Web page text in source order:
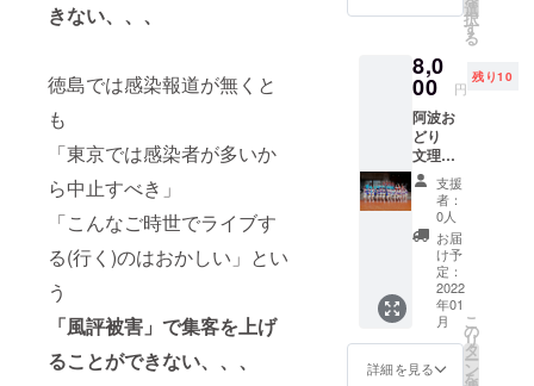
きない、、、
徳島では感染報道が無くと
も
「東京では感染者が多いか
ら中止すべき」
「こんなご時世でライブす
る(行く)のはおかしい」とい
う
「風評被害」で集客を上げ
ることができない、、、
定特典
として
からの
メッ
セージ
動画を
追加し
た クラ
ウド
ファン
ディン
グ専用
限定生
産品で
録時
with
covid-
19 』 ～
不安な
時、心
配な
時、い
つも支
えてく
れたん
は、大
好きな
あのメ
ロディ
やった
～ のラ
イブの
返礼品:
DVD（
ライブ
映像本
編＋お
礼のビ
デオ
メッ
セージ
付）
〈限定
DVDに
つい
て〉 10
月31日
開催の
『ほな
けん
選
択
す
る
8,0
00 円
残り10
阿波お
どり
文理大
学連
限定
DVD
コー
ス い
ただい
た支援
金を出
演者に
イベン
ト出演
支援
者：
0人
お届
け予
定：
2022
年01
月
詳細を見る
こ
の
リ
タ
ー
ン
を